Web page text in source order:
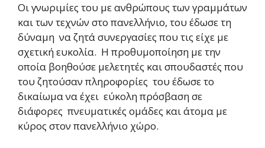
Οι γνωριμίες του με ανθρώπους των γραμμάτων
και των τεχνών στο πανελλήνιο, του έδωσε τη
δύναμη να ζητά συνεργασίες που τις είχε με
σχετική ευκολία. Η προθυμοποίηση με την
οποία βοηθούσε μελετητές και σπουδαστές που
του ζητούσαν πληροφορίες του έδωσε το
δικαίωμα να έχει εύκολη πρόσβαση σε
διάφορες πνευματικές ομάδες και άτομα με
κύρος στον πανελλήνιο χώρο.